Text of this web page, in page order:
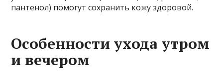
пантенол) помогут сохранить кожу здоровой.
Особенности ухода утром
и вечером